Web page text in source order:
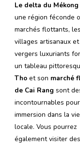
Le delta du Mékong
une région féconde
marchés flottants, les
villages artisanaux
vergers luxuriants
un tableau
Tho et son marché
de Cai Rang sont
incontournables
immersion dans la vie
locale. Vous pourrez
également visiter